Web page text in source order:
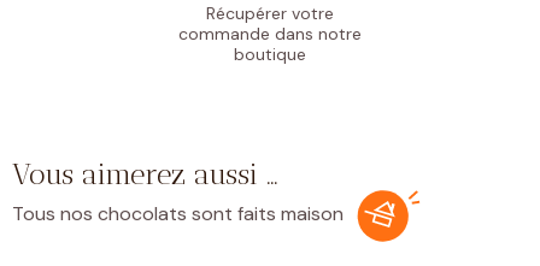
Récupérer votre
commande dans notre
boutique
Vous aimerez aussi …
Tous nos chocolats sont faits maison